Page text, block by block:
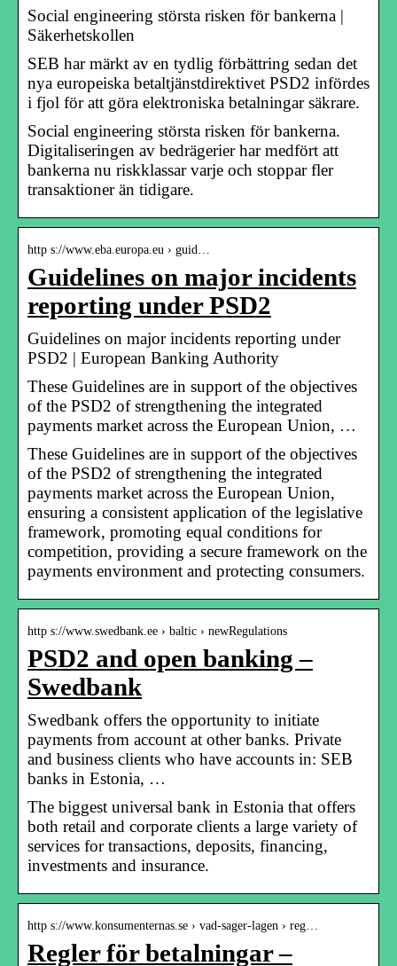
Social engineering största risken för bankerna |
Säkerhetskollen
SEB har märkt av en tydlig förbättring sedan det
nya europeiska betaltjänstdirektivet PSD2 infördes
i fjol för att göra elektroniska betalningar säkrare.
Social engineering största risken för bankerna.
Digitaliseringen av bedrägerier har medfört att
bankerna nu riskklassar varje och stoppar fler
transaktio­ner än tidigare.
http s://www.eba.europa.eu › guid…
Guidelines on major incidents
reporting under PSD2
Guidelines on major incidents reporting under
PSD2 | European Banking Authority
These Guidelines are in support of the objectives
of the PSD2 of strengthening the integrated
payments market across the European Union, …
These Guidelines are in support of the objectives
of the PSD2 of strengthening the integrated
payments market across the European Union,
ensuring a consistent application of the legislative
framework, promoting equal conditions for
competition, providing a secure framework on the
payments environment and protecting consumers.
http s://www.swedbank.ee › baltic › newRegulations
PSD2 and open banking –
Swedbank
Swedbank offers the opportunity to initiate
payments from account at other banks. Private
and business clients who have accounts in: SEB
banks in Estonia, …
The biggest universal bank in Estonia that offers
both retail and corporate clients a large variety of
services for transactions, deposits, financing,
investments and insurance.
http s://www.konsumenternas.se › vad-sager-lagen › reg…
Regler för betalningar –